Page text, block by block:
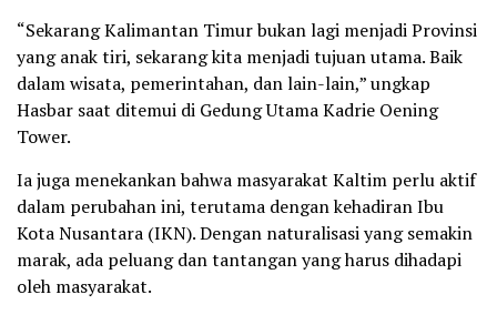
“Sekarang Kalimantan Timur bukan lagi menjadi Provinsi
yang anak tiri, sekarang kita menjadi tujuan utama. Baik
dalam wisata, pemerintahan, dan lain-lain,” ungkap
Hasbar saat ditemui di Gedung Utama Kadrie Oening
Tower.
Ia juga menekankan bahwa masyarakat Kaltim perlu aktif
dalam perubahan ini, terutama dengan kehadiran Ibu
Kota Nusantara (IKN). Dengan naturalisasi yang semakin
marak, ada peluang dan tantangan yang harus dihadapi
oleh masyarakat.